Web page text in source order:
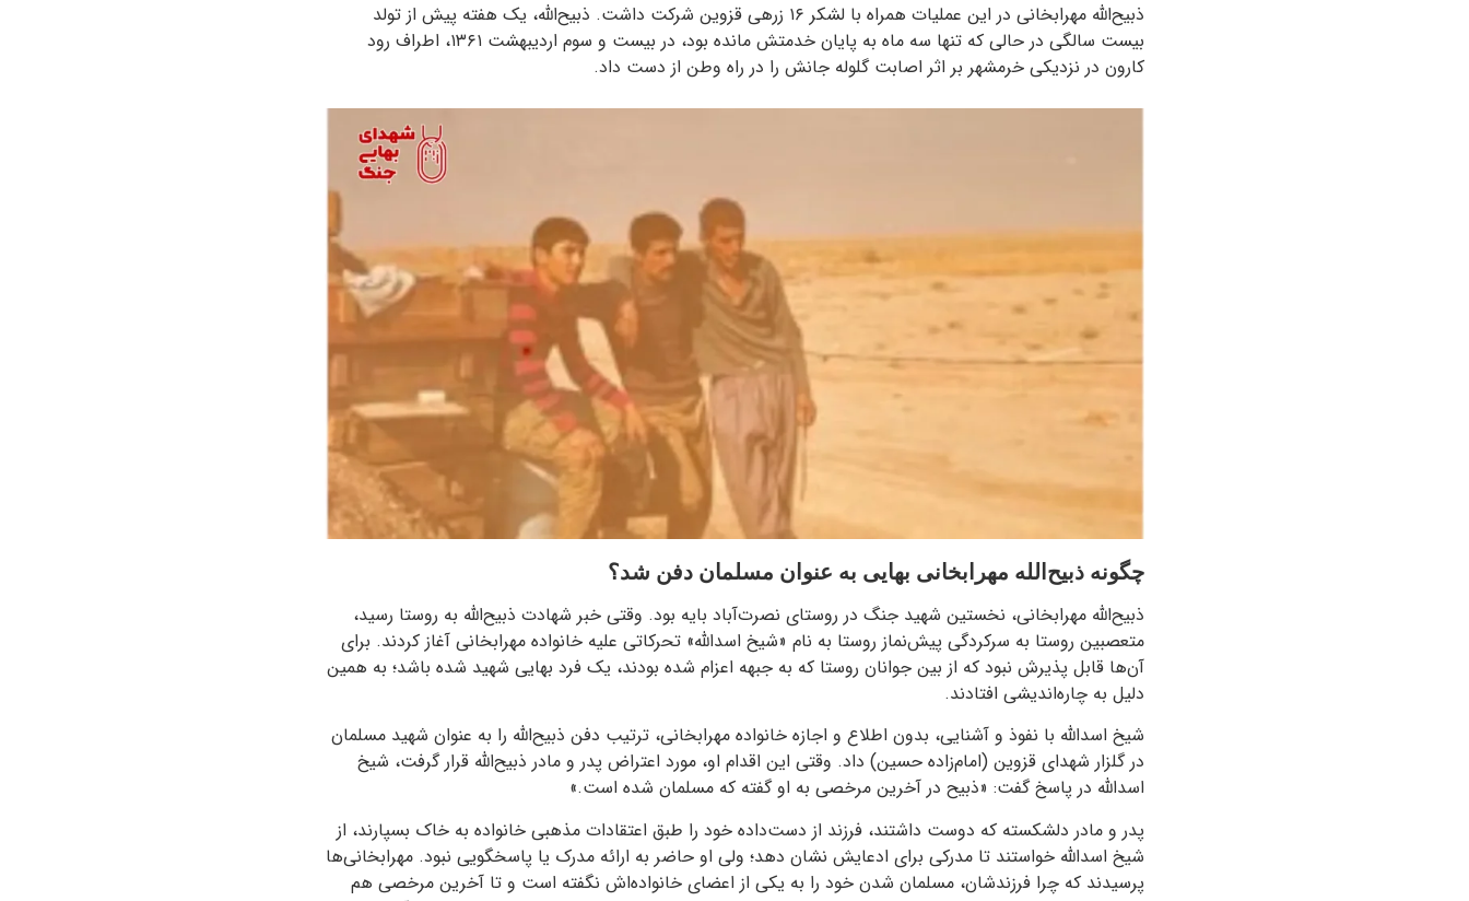
ذبیح‌الله مهرابخانی در این عملیات همراه با لشکر ۱۶ زرهی قزوین شرکت داشت. ذبیح‌الله، یک هفته پیش از تولد
بیست سالگی در حالی که تنها سه ماه به پایان خدمتش مانده بود، در بیست و سوم اردیبهشت ۱۳۶۱، اطراف رود
کارون در نزدیکی خرمشهر بر اثر اصابت گلوله جانش را در راه وطن از دست داد.
چگونه ذبیح‌الله مهرابخانی بهایی به عنوان مسلمان دفن شد؟
ذبیح‌الله مهرابخانی، نخستین شهید جنگ در روستای نصرت‌آباد بایه بود. وقتی خبر شهادت ذبیح‌الله به روستا رسید،
متعصبین روستا به سرکردگی پیش‌نماز روستا به نام «شیخ اسدالله» تحرکاتی علیه خانواده مهرابخانی آغاز کردند. برای
آن‌ها قابل پذیرش نبود که از بین جوانان روستا که به جبهه اعزام شده بودند، یک فرد بهایی شهید شده باشد؛ به همین
دلیل به چاره‌اندیشی افتادند.
شیخ اسدالله با نفوذ و آشنایی، بدون اطلاع و اجازه خانواده مهرابخانی، ترتیب دفن ذبیح‌الله را به عنوان شهید مسلمان
در گلزار شهدای قزوین (امام‌زاده حسین) داد. وقتی این اقدام او، مورد اعتراض پدر و مادر ذبیح‌الله قرار گرفت، شیخ
اسدالله در پاسخ گفت: «ذبیح در آخرین مرخصی به او گفته که مسلمان شده است.»
پدر و مادر دلشکسته که دوست داشتند، فرزند از دست‌داده خود را طبق اعتقادات مذهبی خانواده به خاک بسپارند، از
شیخ اسدالله خواستند تا مدرکی برای ادعایش نشان دهد؛ ولی او حاضر به ارائه مدرک یا پاسخگویی نبود. مهرابخانی‌ها
پرسیدند که چرا فرزندشان، مسلمان شدن خود را به یکی از اعضای خانواده‌اش نگفته است و تا آخرین مرخصی هم